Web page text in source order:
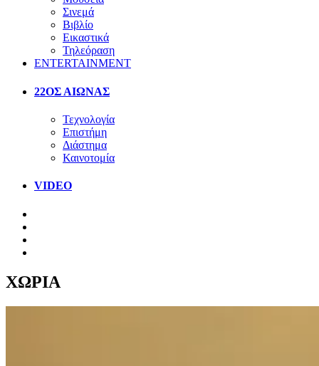
Σινεμά
Βιβλίο
Εικαστικά
Τηλεόραση
ENTERTAINMENT
22ΟΣ ΑΙΩΝΑΣ
Τεχνολογία
Επιστήμη
Διάστημα
Καινοτομία
VIDEO
ΧΩΡΙΑ